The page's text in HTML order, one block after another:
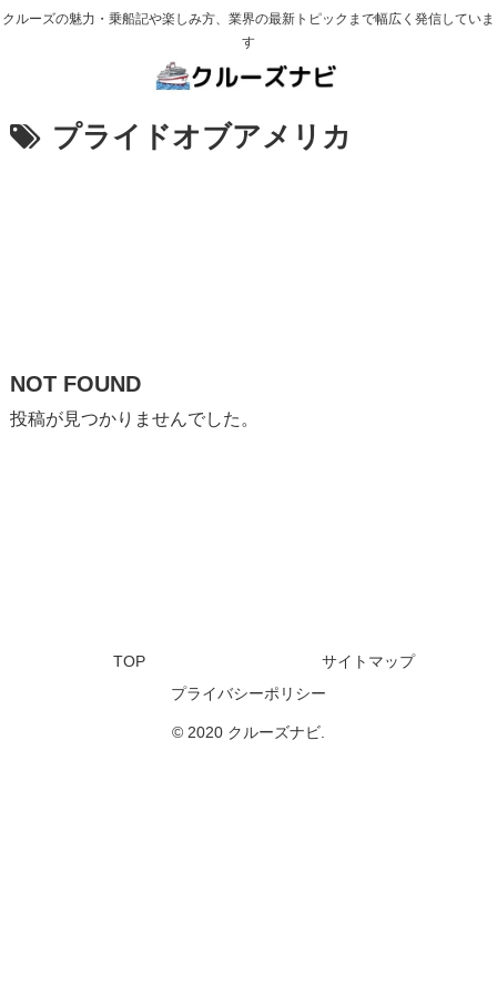
クルーズの魅力・乗船記や楽しみ方、業界の最新トピックまで幅広く発信していま
す
プライドオブアメリカ
NOT FOUND
投稿が見つかりませんでした。
TOP
サイトマップ
プライバシーポリシー
© 2020 クルーズナビ.